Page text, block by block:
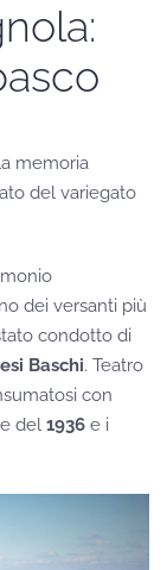
memoria
del variegato
dei versanti più
condotto di
Baschi. Teatro
con
del 1936 e i